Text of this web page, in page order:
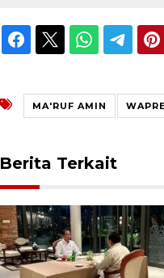
MA'RUF AMIN
Berita Terkait